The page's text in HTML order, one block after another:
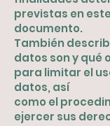
previstas en este
documento.
También
datos son y qué
para limitar el
datos, así
como el
ejercer sus